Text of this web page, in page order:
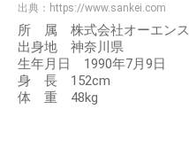
出典： https://www.sankei.com
所 属 株式会社オーエンス
出身地 神奈川県
生年月日 1990年7月9日
身 長 152cm
体 重 48kg